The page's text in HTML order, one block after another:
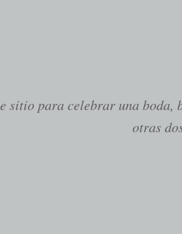
sitio para celebrar una boda,
otras